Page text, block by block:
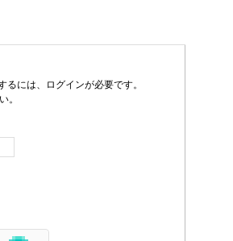
には、ログインが必要です。
。